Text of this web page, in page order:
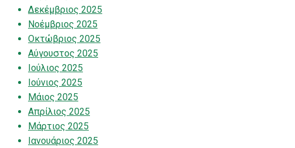
Δεκέμβριος 2025
Νοέμβριος 2025
Οκτώβριος 2025
Αύγουστος 2025
Ιούλιος 2025
Ιούνιος 2025
Μάιος 2025
Απρίλιος 2025
Μάρτιος 2025
Ιανουάριος 2025